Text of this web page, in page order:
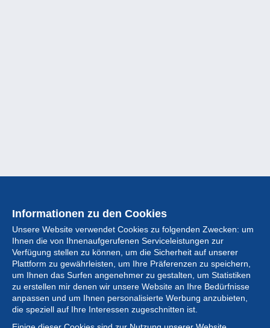
Informationen zu den Cookies
Unsere Website verwendet Cookies zu folgenden Zwecken: um
Ihnen die von Ihnenaufgerufenen Serviceleistungen zur
Verfügung stellen zu können, um die Sicherheit auf unserer
Plattform zu gewährleisten, um Ihre Präferenzen zu speichern,
um Ihnen das Surfen angenehmer zu gestalten, um Statistiken
zu erstellen mir denen wir unsere Website an Ihre Bedürfnisse
anpassen und um Ihnen personalisierte Werbung anzubieten,
die speziell auf Ihre Interessen zugeschnitten ist.
Sammlung